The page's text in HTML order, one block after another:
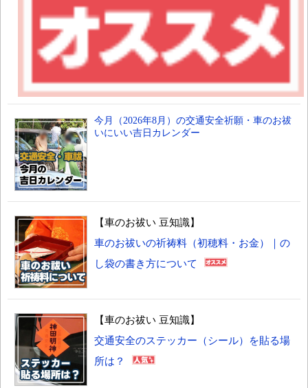
今月（2026年8月）の交通安全祈願・車のお祓
いにいい吉日カレンダー
【車のお祓い 豆知識】
車のお祓いの祈祷料（初穂料・お金）｜の
し袋の書き方について
【車のお祓い 豆知識】
交通安全のステッカー（シール）を貼る場
所は？